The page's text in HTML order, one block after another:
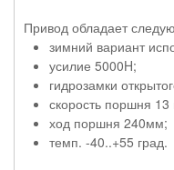
Привод обладает
зимний вариант
усилие 5000H;
гидрозамки
скорость поршня
ход поршня 240мм;
темп. -40..+55 град.